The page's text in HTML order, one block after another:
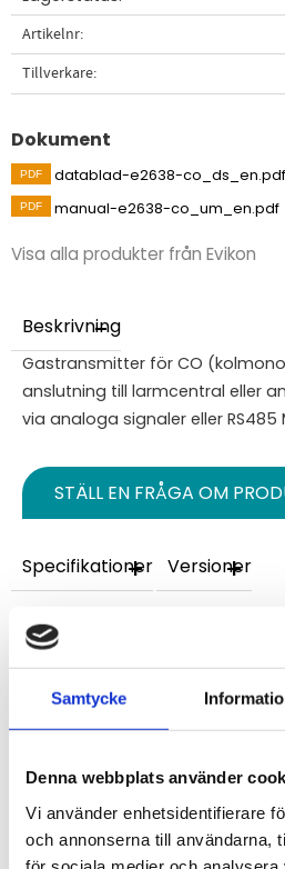
Samtycke
Denna webbplats använder
Vi använder enhetsidentifierare
och annonserna till användarna,
Artikelnr
Tillverkare
Dokument
datablad-e2638-co_ds_en.pdf
manual-e2638-co_um_en.pdf
Visa alla produkter från Evikon
Beskrivning
Gastransmitter för CO
anslutning till larmcentral eller
via analoga signaler eller RS485
STÄLL EN FRÅGA OM
Specifikationer Versioner
Omdömen